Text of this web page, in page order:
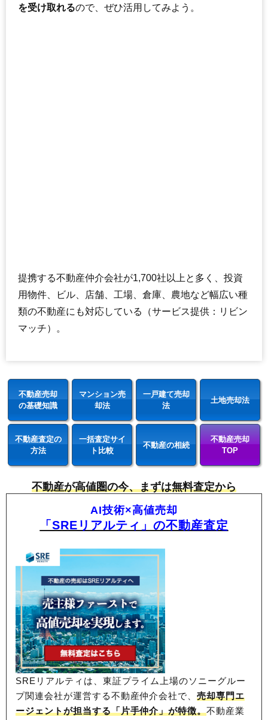
を受け取れるので、ぜひ活用してみよう。
提携する不動産仲介会社が1,700社以上と多く、投資
用物件、ビル、店舗、工場、倉庫、農地など幅広い種
類の不動産にも対応している（サービス提供：リビン
マッチ）。
不動産売却
の基礎知識
マンション売
却法
一戸建て売却
法
土地売却法
不動産査定の
方法
一括査定サイ
ト比較
不動産の相続
不動産売却
TOP
不動産が高値圏の今、まずは無料査定から
AI技術×高値売却
「SREリアルティ」の不動産査定
SREリアルティは、東証プライム上場のソニーグルー
プ関連会社が運営する不動産仲介会社で、売却専門エ
ージェントが担当する「片手仲介」が特徴。不動産業